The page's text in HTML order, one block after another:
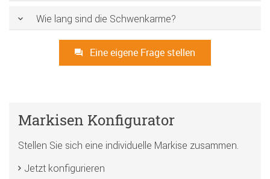
Wie lang sind die Schwenkarme?
Eine eigene Frage stellen
Markisen Konfigurator
Stellen Sie sich eine individuelle Markise zusammen.
Jetzt konfigurieren